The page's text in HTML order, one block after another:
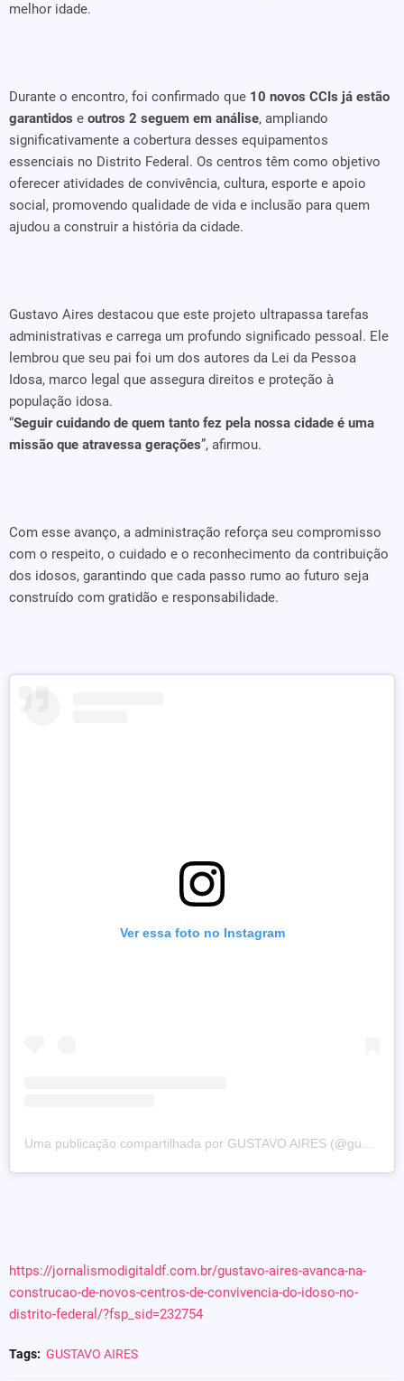
melhor idade.
Durante o encontro, foi confirmado que 10 novos CCIs já estão
garantidos e outros 2 seguem em análise, ampliando
significativamente a cobertura desses equipamentos
essenciais no Distrito Federal. Os centros têm como objetivo
oferecer atividades de convivência, cultura, esporte e apoio
social, promovendo qualidade de vida e inclusão para quem
ajudou a construir a história da cidade.
Gustavo Aires destacou que este projeto ultrapassa tarefas
administrativas e carrega um profundo significado pessoal. Ele
lembrou que seu pai foi um dos autores da Lei da Pessoa
Idosa, marco legal que assegura direitos e proteção à
população idosa.
“Seguir cuidando de quem tanto fez pela nossa cidade é uma
missão que atravessa gerações”, afirmou.
Com esse avanço, a administração reforça seu compromisso
com o respeito, o cuidado e o reconhecimento da contribuição
dos idosos, garantindo que cada passo rumo ao futuro seja
construído com gratidão e responsabilidade.
Ver essa foto no Instagram
https://jornalismodigitaldf.com.br/gustavo-aires-avanca-na-
construcao-de-novos-centros-de-convivencia-do-idoso-no-
distrito-federal/?fsp_sid=232754
Tags: GUSTAVO AIRES